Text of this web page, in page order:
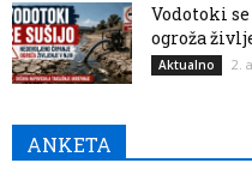
Vodotoki
ogroža
Aktualno 2.
ANKETA